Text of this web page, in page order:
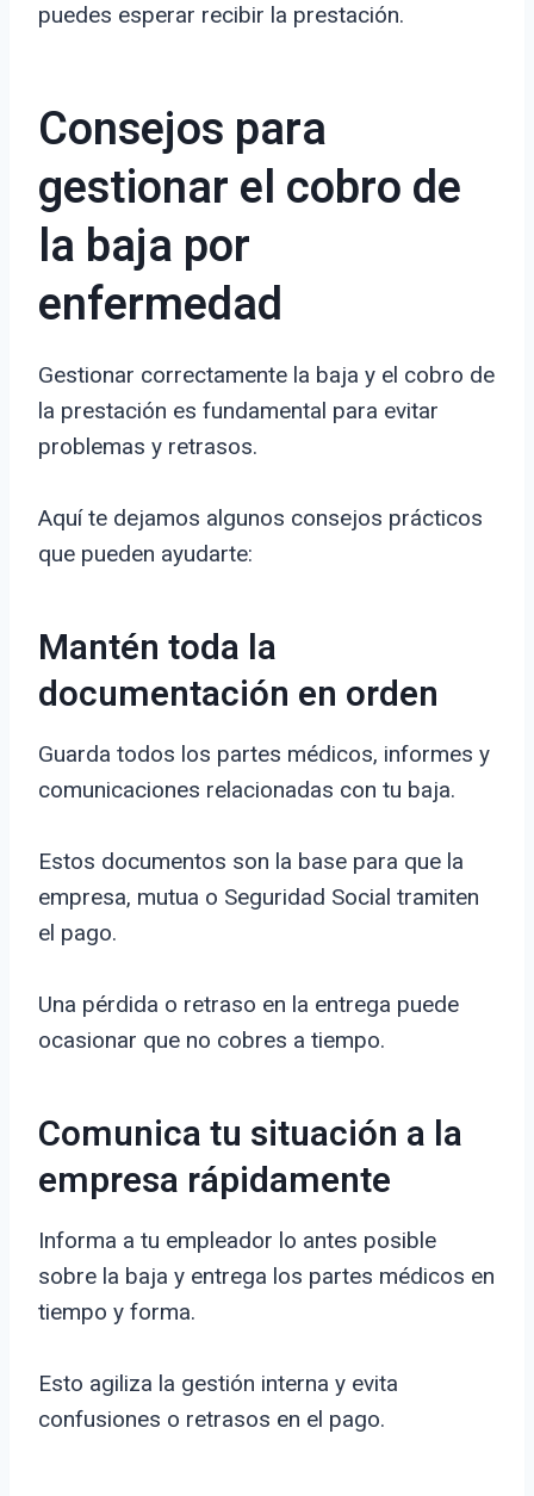
puedes esperar recibir la prestación.
Consejos para
gestionar el cobro de
la baja por
enfermedad
Gestionar correctamente la baja y el cobro de
la prestación es fundamental para evitar
problemas y retrasos.
Aquí te dejamos algunos consejos prácticos
que pueden ayudarte:
Mantén toda la
documentación en orden
Guarda todos los partes médicos, informes y
comunicaciones relacionadas con tu baja.
Estos documentos son la base para que la
empresa, mutua o Seguridad Social tramiten
el pago.
Una pérdida o retraso en la entrega puede
ocasionar que no cobres a tiempo.
Comunica tu situación a la
empresa rápidamente
Informa a tu empleador lo antes posible
sobre la baja y entrega los partes médicos en
tiempo y forma.
Esto agiliza la gestión interna y evita
confusiones o retrasos en el pago.